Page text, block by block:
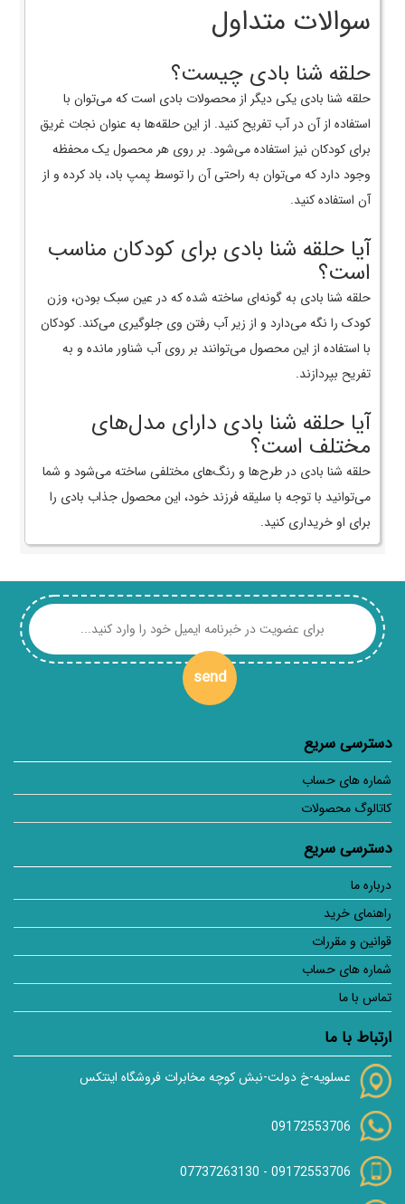
سوالات متداول
حلقه شنا بادی چیست؟
حلقه شنا بادی یکی دیگر از محصولات بادی است که می‌توان با
استفاده از آن در آب تفریح کنید. از این حلقه‌ها به عنوان نجات غریق
برای کودکان نیز استفاده می‌شود. بر روی هر محصول یک محفظه
وجود دارد که می‌توان به راحتی آن را توسط پمپ باد، باد کرده و از
آن استفاده کنید.
آیا حلقه شنا بادی برای کودکان مناسب
است؟
حلقه شنا بادی به گونه‌ای ساخته شده که در عین سبک بودن، وزن
کودک را نگه می‌دارد و از زیر آب رفتن وی جلوگیری می‌کند. کودکان
با استفاده از این محصول می‌توانند بر روی آب شناور مانده و به
تفریح بپردازند.
آیا حلقه شنا بادی دارای مدل‌های
مختلف است؟
حلقه شنا بادی در طرح‌ها و رنگ‌های مختلفی ساخته می‌شود و شما
می‌توانید با توجه با سلیقه فرزند خود، این محصول جذاب بادی را
برای او خریداری کنید.
send
دسترسی سریع
شماره های حساب
کاتالوگ محصولات
دسترسی سریع
درباره ما
راهنمای خرید
قوانین و مقررات
شماره های حساب
تماس با ما
ارتباط با ما
عسلویه-خ دولت-نبش کوچه مخابرات فروشگاه اینتکس
09172553706
09172553706
-
07737263130